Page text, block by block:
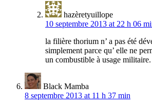
hazèretyuillope
10 septembre 2013 at 22 h 06
la filière thorium n’ a pas été
simplement parce qu’ elle ne
un combustible à usage militaire.
Black Mamba
8 septembre 2013 at 11 h 37 min